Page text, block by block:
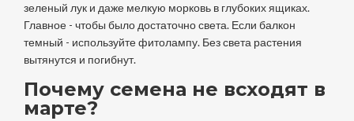
зеленый лук и даже мелкую морковь в глубоких ящиках.
Главное - чтобы было достаточно света. Если балкон
темный - используйте фитолампу. Без света растения
вытянутся и погибнут.
Почему семена не всходят в
марте?